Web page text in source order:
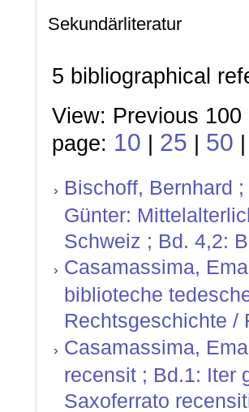
Sekundärliteratur
5 bibliographical
View: Previous
page: 10 | 25 | 50
Bischoff, Bernhard
Günter:
Schweiz ; Bd. 4,2:
Casamassima,
biblioteche
Rechtsgeschichte /
Casamassima,
recensit ; Bd.1: Iter
Saxoferrato